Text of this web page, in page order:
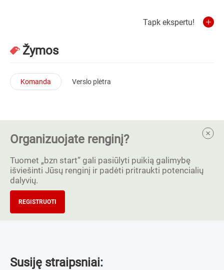
Tapk ekspertu!
Žymos
Komanda Verslo plėtra
Organizuojate renginį?
Tuomet „bzn start” gali pasiūlyti puikią galimybę
išviešinti Jūsų renginį ir padėti pritraukti potencialių
dalyvių.
REGISTRUOTI
Susiję straipsniai: